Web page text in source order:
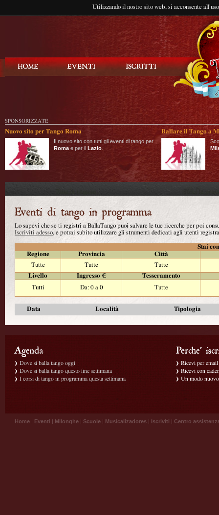
Utilizzando il nostro sito web, si acconsente
SPONSORIZZATE
Nuovo sito per Tango Roma
Il nuovo sito con tutti gli eventi di tango per
Roma e per il Lazio
Ballare il Tango a
Lo sapevi che se ti registri a BallaTango puoi salvare le tue ricerche per poi
Iscriviti adesso, e potrai subito utilizzare gli strumenti dedicati agli utenti
Stai
Regione
Provincia
Città
Tutte
Tutte
Tutte
Livello
Ingresso €
Tesseramento
Tutti
Da: 0 a 0 Tutte
Data Località Tipologia
Dove si balla tango oggi
Dove si balla tango questo fine settimana
I corsi di tango in programma questa settimana
Ricevi per
Ricevi con
Un modo
Home | Eventi | Milonghe | Scuole | Musicalizadores | Iscriviti | Centro